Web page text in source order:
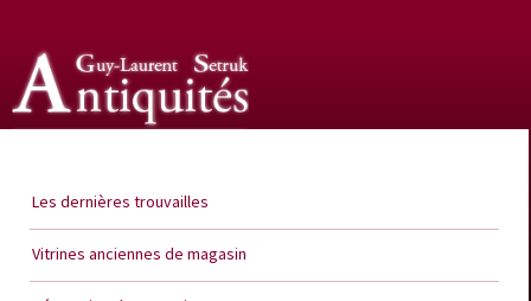
Les dernières trouvailles
Vitrines anciennes de magasin